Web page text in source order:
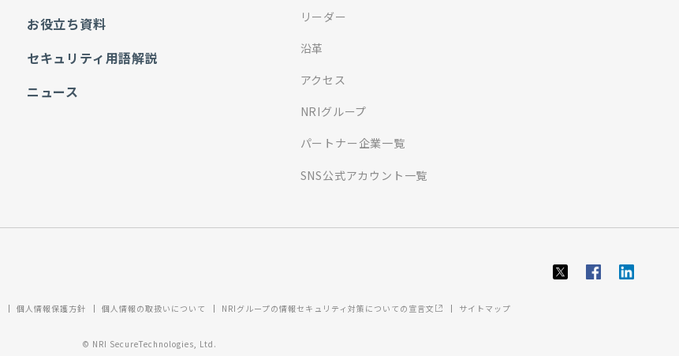
お役立ち資料
セキュリティ用語解説
ニュース
リーダー
沿革
アクセス
NRIグループ
パートナー企業一覧
SNS公式アカウント一覧
個人情報保護方針 個人情報の取扱いについて NRIグループの情報セキュリティ対策についての宣言文 サイトマップ
© NRI SecureTechnologies, Ltd.